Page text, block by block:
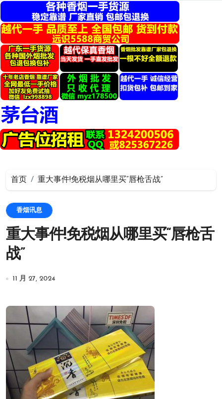
首页 重大事件!免税烟从哪里买“唇枪舌战”
香烟讯息
重大事件!免税烟从哪里买“唇枪舌
战”
11 月 27, 2024